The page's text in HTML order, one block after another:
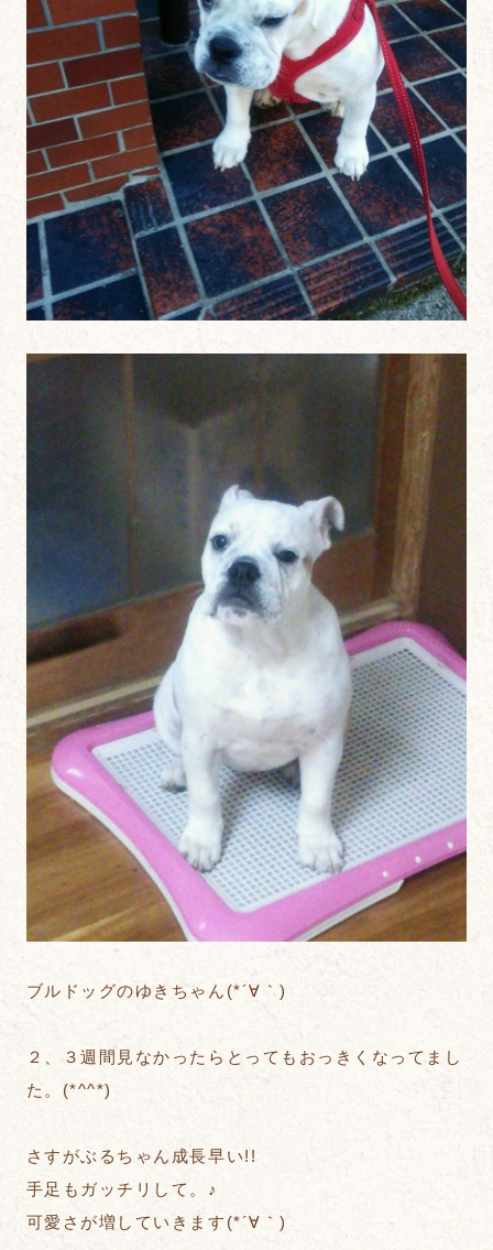
ブルドッグのゆきちゃん(*´∀｀)
２、３週間見なかったらとってもおっきくなってまし
た。(*^^*)
さすがぶるちゃん成長早い!!
手足もガッチリして。♪
可愛さが増していきます(*´∀｀)